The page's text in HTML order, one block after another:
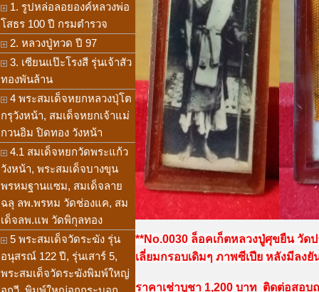
1. รูปหล่อลอยองค์หลวงพ่อ
โสธร 100 ปี กรมตำรวจ
2. หลวงปู่ทวด ปี 97
3. เซียนแป๊ะโรงสี รุ่นเจ้าสัว
ทองพันล้าน
4 พระสมเด็จหยกหลวงปุ่โต
กรุวังหน้า, สมเด็จหยกเจ้าแม่
กวนอิม ปิดทอง วังหน้า
4.1 สมเด็จหยกวัดพระแก้ว
วังหน้า, พระสมเด็จบางขุน
พรหมฐานแซม, สมเด็จลาย
ฉลุ ลพ.พรหม วัดช่องแค, สม
เด็จลพ.แพ วัดพิกุลทอง
5 พระสมเด็จวัดระฆัง รุ่น
อนุสรณ์ 122 ปี, รุ่นเสาร์ 5,
พระสมเด็จวัดระฆังพิมพ์ใหญ่
**No.0030 ล็อคเก็ตหลวงปู่ศุขยืน วั
เลี่ยมกรอบเดิมๆ ภาพซีเปีย หลังมีลงยั
ราคาเช่าบูชา 1,200 บาท ติดต่อสอบ